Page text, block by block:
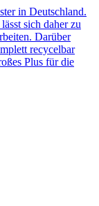
in Deutschland.
sich daher zu
Darüber
recycelbar
Plus für die